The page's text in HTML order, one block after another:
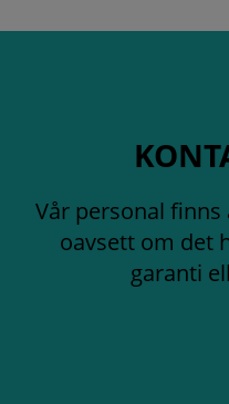
Vår personal
oavsett om det
garanti